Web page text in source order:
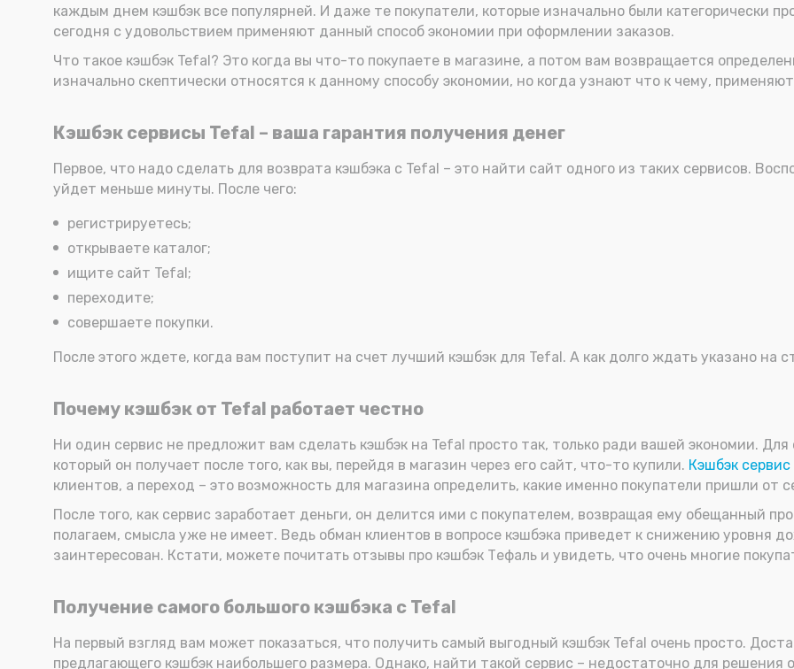
каждым днем кэшбэк все популярней. И даже те покупатели, которые изначально были категорически
сегодня с удовольствием применяют данный способ экономии при оформлении заказов.
Что такое кэшбэк Tefal? Это когда вы что-то покупаете в магазине, а потом вам возвращается
изначально скептически относятся к данному способу экономии, но когда узнают что к чему,
Кэшбэк сервисы Tefal – ваша гарантия получения денег
Первое, что надо сделать для возврата кэшбэка с Tefal – это найти сайт одного из таких сервисов.
уйдет меньше минуты. После чего:
регистрируетесь;
открываете каталог;
ищите сайт Tefal;
переходите;
совершаете покупки.
После этого ждете, когда вам поступит на счет лучший кэшбэк для Tefal. А как долго ждать указано на
Почему кэшбэк от Tefal работает честно
Ни один сервис не предложит вам сделать кэшбэк на Tefal просто так, только ради вашей экономии.
который он получает после того, как вы, перейдя в магазин через его сайт, что-то купили. Кэшбэк сервис
клиентов, а переход – это возможность для магазина определить, какие именно покупатели пришли от
После того, как сервис заработает деньги, он делится ими с покупателем, возвращая ему обещанный
полагаем, смысла уже не имеет. Ведь обман клиентов в вопросе кэшбэка приведет к снижению уровня
заинтересован. Кстати, можете почитать отзывы про кэшбэк Тефаль и увидеть, что очень многие
Получение самого большого кэшбэка с Tefal
На первый взгляд вам может показаться, что получить самый выгодный кэшбэк Tefal очень просто.
предлагающего кэшбэк наибольшего размера. Однако, найти такой сервис – недостаточно для